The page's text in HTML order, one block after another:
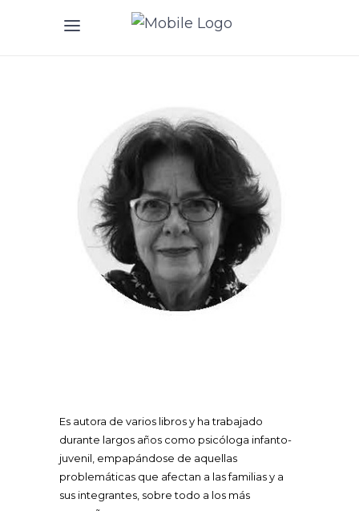
Es autora de varios libros y ha trabajado
durante largos años como psicóloga infanto-
juvenil, empapándose de aquellas
problemáticas que afectan a las familias y a
sus integrantes, sobre todo a los más